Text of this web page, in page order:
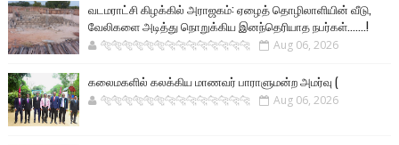
வடமராட்சி கிழக்கில் அராஜகம்: ஏழைத் தொழிலாளியின் வீடு,
வேலிகளை அடித்து நொறுக்கிய இனந்தெரியாத நபர்கள்.......!
🐅🐅🐅🐅🐅🐅🐆🐆🐆🐆🐆🐆🐆🐆 Aug 06, 2026
கலைமகளில் கலக்கிய மாணவர் பாராளுமன்ற அமர்வு (
🐅🐅🐅🐅🐅🐅🐆🐆🐆🐆🐆🐆🐆🐆 Aug 06, 2026